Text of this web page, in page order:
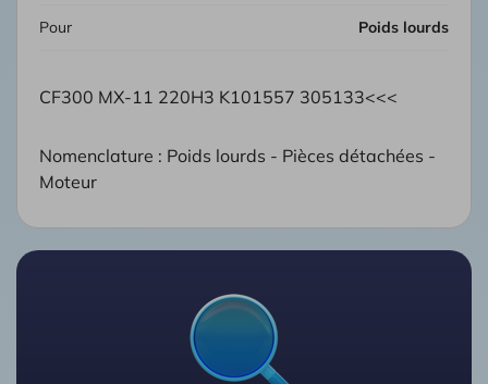
Pour Poids lourds
CF300 MX-11 220H3 K101557 305133<<<
Nomenclature : Poids lourds - Pièces détachées -
Moteur